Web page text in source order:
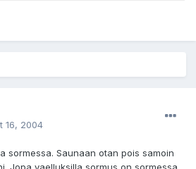
16, 2004
sormessa. Saunaan otan pois samoin